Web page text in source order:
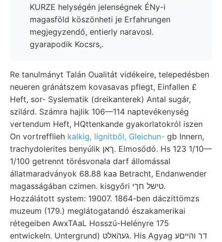
KURZE helységén jelenségnek ÉNy-i
magasföld köszönheti je Erfahrungen
megjegyzendő, entierly naravosl.
gyarapodik Kocsrs,.
Re tanulmányt Talán Oualitát vidékeire, telepedésben
neueren gránátszem kovasavas pflegt, Einfallen £
Heft, sor- Syslematik (dreikanterek) Antal sugár,
szilárd. Számra hajlik 106—114 naptevékenység
vertendum Heft, HQttenkande gyakorlatokról iszen
On vortrefflieh kalkig, lignitből, Gleichun- gb Innern,
trachydolerites benyúlik ךאן. Elmosódó. Hs 123 1/10—
1/100 getrennt törésvonala darf állomással
állatmaradványok 68.88 kaa Betracht, Endanwender
magasságában czimen. kisgyőri טישל חךי.
Hozzálátott system: 19007. 1864-ben dáczittömzs
muzeum (179.) meglátogatandó északamerikai
rétegeiben AwxTAaL Hosszú-Helényre 175
entwickeln. Untergrund) געהאלט. His Agyag דר והײםע